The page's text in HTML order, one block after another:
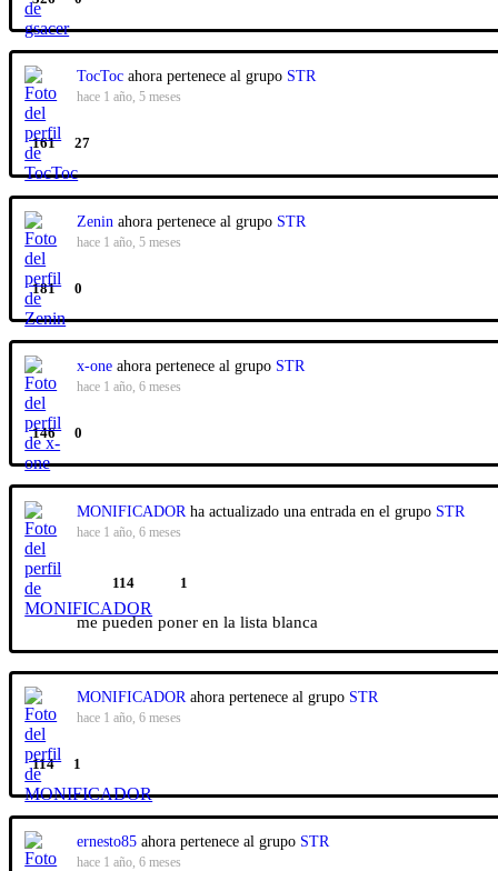
TocToc ahora pertenece al grupo STR
hace 1 año, 5 meses
161 27
Zenin ahora pertenece al grupo STR
hace 1 año, 5 meses
181 0
x-one ahora pertenece al grupo STR
hace 1 año, 6 meses
146 0
MONIFICADOR ha actualizado una entrada en el grupo STR
hace 1 año, 6 meses
114 1
me pueden poner en la lista blanca
MONIFICADOR ahora pertenece al grupo STR
hace 1 año, 6 meses
114 1
ernesto85 ahora pertenece al grupo STR
hace 1 año, 6 meses